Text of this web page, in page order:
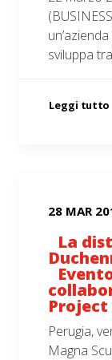
sviluppa
Leggi tutto
28 MAR
La
Project
Perugia,
Magna